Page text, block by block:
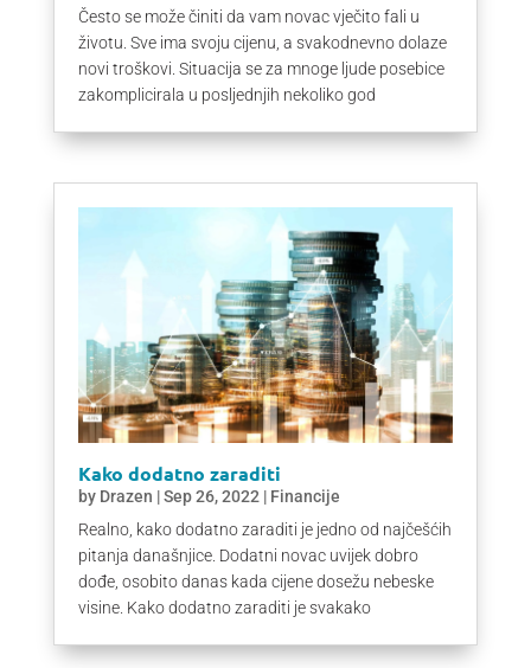
Često se može činiti da vam novac vječito fali u
životu. Sve ima svoju cijenu, a svakodnevno dolaze
novi troškovi. Situacija se za mnoge ljude posebice
zakomplicirala u posljednjih nekoliko god
Kako dodatno zaraditi
by Drazen |Sep 26, 2022| Financije
Realno, kako dodatno zaraditi je jedno od najčešćih
pitanja današnjice. Dodatni novac uvijek dobro
dođe, osobito danas kada cijene dosežu nebeske
visine. Kako dodatno zaraditi je svakako